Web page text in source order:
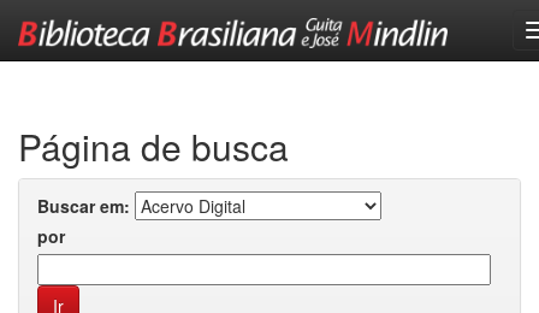
Página de busca
Buscar em:
por